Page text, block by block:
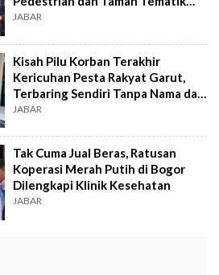
Siap Dibangun
JABAR
Kisah Pilu Korban Terakhir
Kericuhan Pesta Rakyat Garut,
Terbaring Sendiri Tanpa Nama dan
Keluarga
JABAR
Tak Cuma Jual Beras, Ratusan
Koperasi Merah Putih di Bogor
Dilengkapi Klinik Kesehatan
JABAR